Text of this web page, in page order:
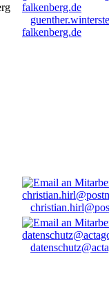
falkenberg.de